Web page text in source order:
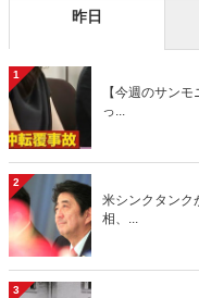
昨日
1
【今週のサン
っ...
2
米シンクタンク
相、...
3